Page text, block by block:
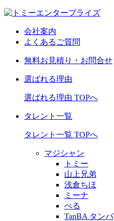
会社案内
よくあるご質問
無料お見積り・お問合せ
選ばれる理由
選ばれる理由 TOPへ
タレント一覧
タレント一覧 TOPへ
マジシャン
トミー
山上兄弟
浅倉ちほ
ミーナ
ぺる
TanBA タンバ